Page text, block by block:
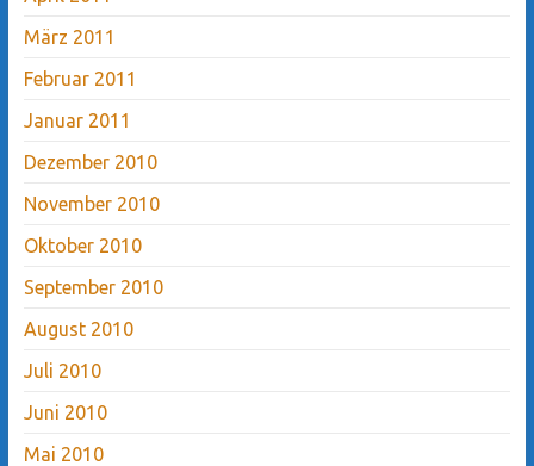
März 2011
Februar 2011
Januar 2011
Dezember 2010
November 2010
Oktober 2010
September 2010
August 2010
Juli 2010
Juni 2010
Mai 2010